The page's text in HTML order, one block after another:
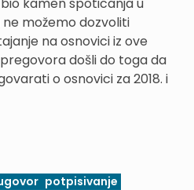
možemo dozvoliti
na osnovici iz ove
došli do toga da
o osnovici za 2018. i
potpisivanje